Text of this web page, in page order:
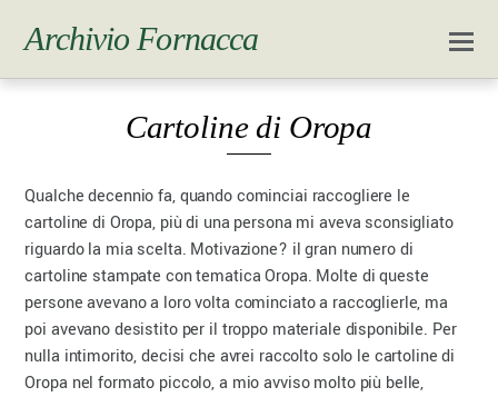
Archivio Fornacca
Cartoline di Oropa
Qualche decennio fa, quando cominciai raccogliere le
cartoline di Oropa, più di una persona mi aveva sconsigliato
riguardo la mia scelta. Motivazione? il gran numero di
cartoline stampate con tematica Oropa. Molte di queste
persone avevano a loro volta cominciato a raccoglierle, ma
poi avevano desistito per il troppo materiale disponibile. Per
nulla intimorito, decisi che avrei raccolto solo le cartoline di
Oropa nel formato piccolo, a mio avviso molto più belle,